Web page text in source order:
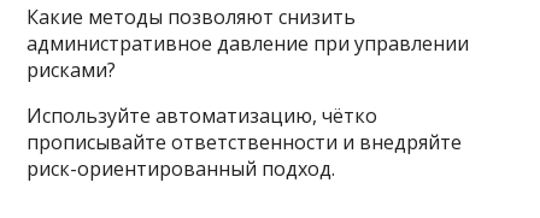
Какие методы позволяют снизить
административное давление при управлении
рисками?
Используйте автоматизацию, чётко
прописывайте ответственности и внедряйте
риск-ориентированный подход.